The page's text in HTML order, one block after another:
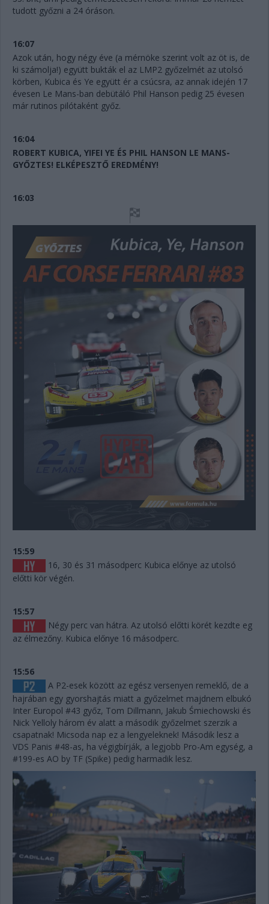
tudott győzni a 24 óráson.
16:07
Azok után, hogy négy éve (a mérnöke szerint volt az öt is, de
ki számolja!) együtt bukták el az LMP2 győzelmét az utolsó
körben, Kubica és Ye együtt ér a csúcsra, az annak idején 17
évesen Le Mans-ban debütáló Phil Hanson pedig 25 évesen
már rutinos pilótaként győz.
16:04
ROBERT KUBICA, YIFEI YE ÉS PHIL HANSON LE MANS-
GYŐZTES! ELKÉPESZTŐ EREDMÉNY!
16:03
15:59
16, 30 és 31 másodperc Kubica előnye az utolsó
előtti kör végén.
15:57
Négy perc van hátra. Az utolsó előtti körét kezdte eg
az élmezőny. Kubica előnye 16 másodperc.
15:56
A P2-esek között az egész versenyen remeklő, de a
hajrában egy gyorshajtás miatt a győzelmet majdnem elbukó
Inter Europol #43 győz, Tom Dillmann, Jakub Śmiechowski és
Nick Yelloly három év alatt a második győzelmet szerzik a
csapatnak! Micsoda nap ez a lengyeleknek! Második lesz a
VDS Panis #48-as, ha végigbírják, a legjobb Pro-Am egység, a
#199-es AO by TF (Spike) pedig harmadik lesz.